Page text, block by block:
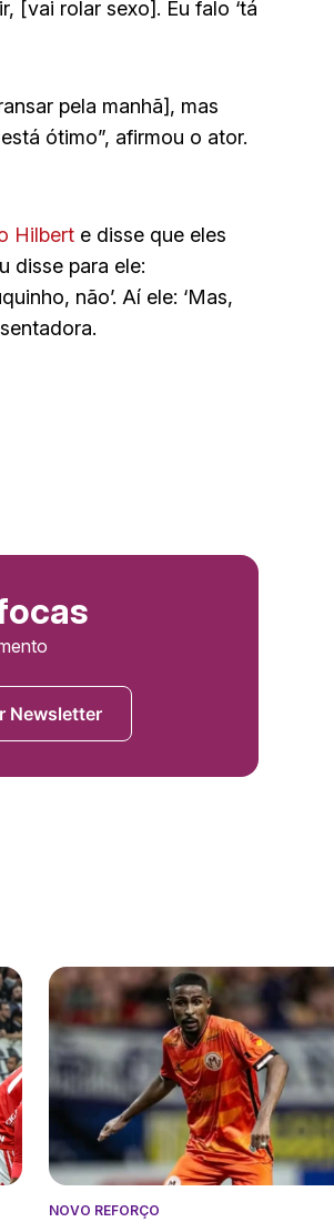
[vai rolar sexo]. Eu falo ‘tá
pela manhã], mas
ótimo”, afirmou o ator.
Hilbert e disse que eles
disse para ele:
não’. Aí ele: ‘Mas,
Newsletter
NOVO REFORÇO